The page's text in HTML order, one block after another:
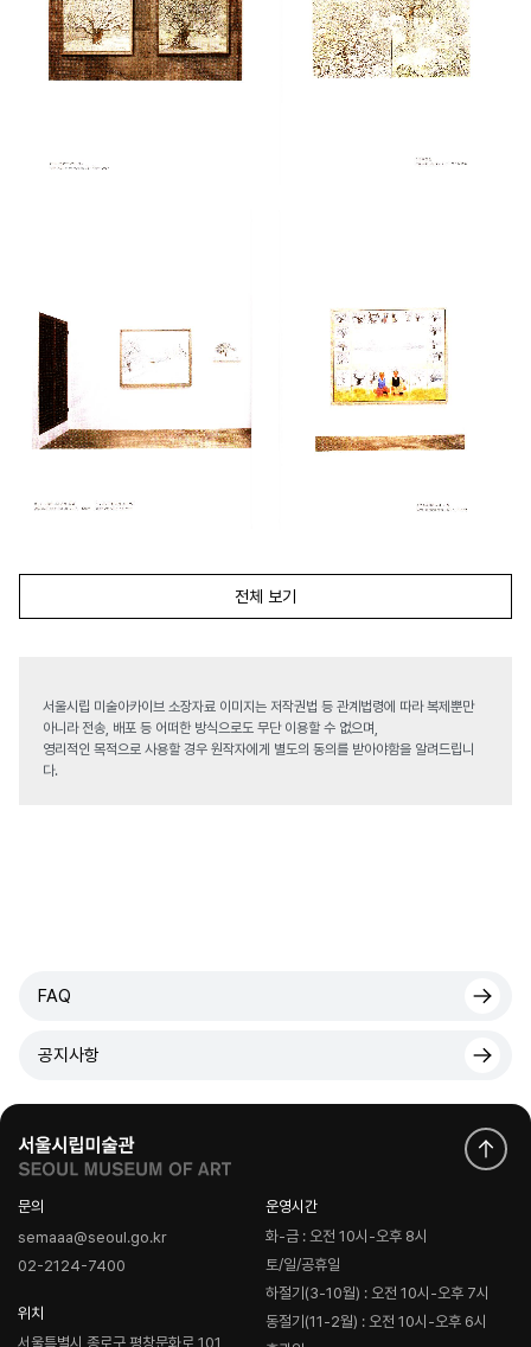
전체 보기
서울시립 미술아카이브 소장자료 이미지는 저작권법 등 관계법령에 따라 복제뿐만
아니라 전송, 배포 등 어떠한 방식으로도 무단 이용할 수 없으며,
영리적인 목적으로 사용할 경우 원작자에게 별도의 동의를 받아야함을 알려드립니
다.
FAQ
공지사항
문의
semaaa@seoul.go.kr
02-2124-7400
위치
서울특별시 종로구 평창문화로 101
운영시간
화-금 : 오전 10시-오후 8시
토/일/공휴일
하절기(3-10월) : 오전 10시-오후 7시
동절기(11-2월) : 오전 10시-오후 6시